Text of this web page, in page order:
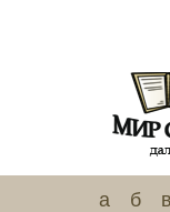
а б в